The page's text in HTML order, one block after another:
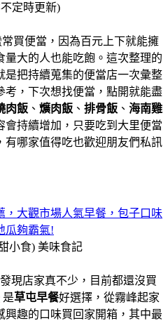
定時更新)
買便當，因為百元上下就能擁
量大的人也能吃飽。這次整理的
是把持續蒐集的便當店一次彙整
考，下次想找便當，點開就能盡
肉飯 、 爌肉飯 、 排骨飯 、 海南雞
會持續增加，只要吃到大里便當
有哪家值得吃也歡迎朋友們私訊
，大觀市場人氣早餐，包子口味
瓜夠霸氣!
小食) 美味食記
現店家真不少，目前都還沒買
是草屯早餐好選擇，從霧峰起家
興趣的口味買回家開箱，其中最